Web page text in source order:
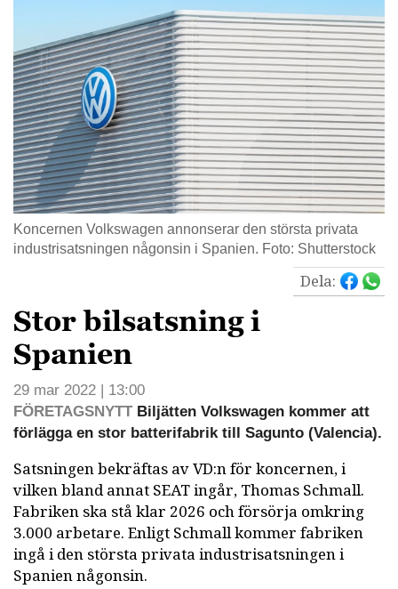
Koncernen Volkswagen annonserar den största privata
industrisatsningen någonsin i Spanien. Foto: Shutterstock
Dela:
Stor bilsatsning i
Spanien
29 mar 2022 | 13:00
FÖRETAGSNYTTBiljätten Volkswagen kommer att
förlägga en stor batterifabrik till Sagunto (Valencia).
Satsningen bekräftas av VD:n för koncernen, i
vilken bland annat SEAT ingår, Thomas Schmall.
Fabriken ska stå klar 2026 och försörja omkring
3.000 arbetare. Enligt Schmall kommer fabriken
ingå i den största privata industrisatsningen i
Spanien någonsin.